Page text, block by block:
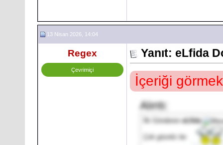
13 Nisan 2026, 14:04
Regex
Çevrimiçi
Yanıt: eLfida
İçeriği
Alıntı:
İlk GöndereneLfida
Çok güzeliz be